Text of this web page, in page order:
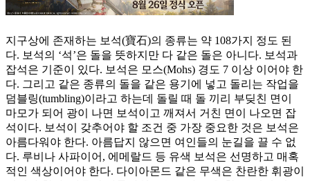
지구상에 존재하는 보석(寶石)의 종류는 약 108가지 정도 된
다. 보석의 ‘석’은 돌을 뜻하지만 다 같은 돌은 아니다. 보석과
잡석은 기준이 있다. 보석은 모스(Mohs) 경도 7 이상 이어야 한
다. 그리고 같은 종류의 돌을 같은 용기에 넣고 돌리는 작업을
덤블링(tumbling)이라고 하는데 돌릴 때 돌 끼리 부딪친 면이
마모가 되어 광이 나면 보석이고 깨져서 거친 면이 나오면 잡
석이다. 보석이 갖추어야 할 조건 중 가장 중요한 것은 보석은
아름다워야 한다. 아름답지 않으면 여인들의 눈길을 끌 수 없
다. 루비나 사파이어, 에메랄드 등 유색 보석은 선명하고 매혹
적인 색상이어야 한다. 다이아몬드 같은 무색은 찬란한 휘광이